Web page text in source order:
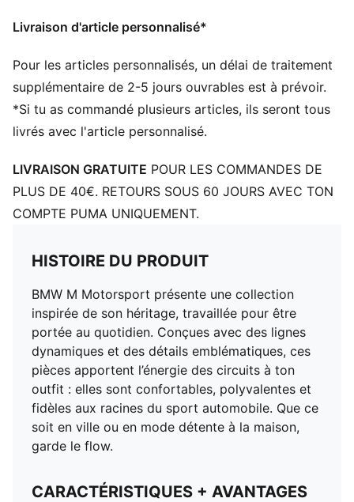
Livraison d'article personnalisé*
Pour les articles personnalisés, un délai de traitement
supplémentaire de 2-5 jours ouvrables est à prévoir.
*Si tu as commandé plusieurs articles, ils seront tous
livrés avec l'article personnalisé.
LIVRAISON GRATUITE POUR LES COMMANDES DE
PLUS DE 40€. RETOURS SOUS 60 JOURS AVEC TON
COMPTE PUMA UNIQUEMENT.
HISTOIRE DU PRODUIT
BMW M Motorsport présente une collection
inspirée de son héritage, travaillée pour être
portée au quotidien. Conçues avec des lignes
dynamiques et des détails emblématiques, ces
pièces apportent l’énergie des circuits à ton
outfit : elles sont confortables, polyvalentes et
fidèles aux racines du sport automobile. Que ce
soit en ville ou en mode détente à la maison,
garde le flow.
CARACTÉRISTIQUES + AVANTAGES